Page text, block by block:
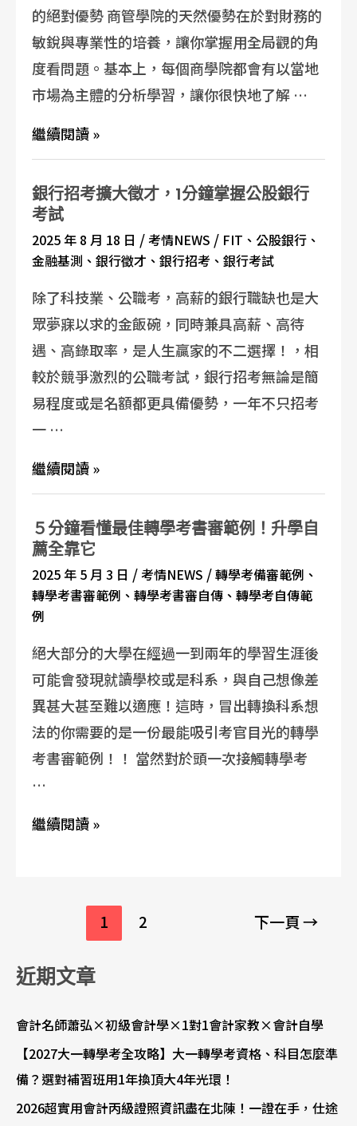
的絕對優勢 商管學院的天然優勢在於對財務的
敏銳與專業性的培養，讓你掌握用全局觀的角
度看問題。基本上，每個商學院都會有以當地
市場為主體的分析學習，讓你很快地了解 …
繼續閱讀 »
銀行招考擴大徵才，1分鐘掌握公股銀行
考試
2025 年 8 月 18 日 / 考情NEWS / FIT 、 公股銀行 、
金融基測 、銀行徵才 、銀行招考 、銀行考試
除了科技業、公職考，高薪的銀行職缺也是大
眾夢寐以求的金飯碗，同時兼具高薪、高待
遇、高錄取率，是人生贏家的不二選擇！，相
較於競爭激烈的公職考試，銀行招考無論是簡
易程度或是名額都更具備優勢，一年不只招考
一 …
繼續閱讀 »
５分鐘看懂最佳轉學考書審範例！升學自
薦全靠它
2025 年 5 月 3 日 / 考情NEWS /轉學考備審範例 、
轉學考書審範例 、轉學考書審自傳 、轉學考自傳範
例
絕大部分的大學在經過一到兩年的學習生涯後
可能會發現就讀學校或是科系，與自己想像差
異甚大甚至難以適應！這時，冒出轉換科系想
法的你需要的是一份最能吸引考官目光的轉學
考書審範例！！ 當然對於頭一次接觸轉學考
…
繼續閱讀 »
1 2 下一頁→
近期文章
會計名師蕭弘×初級會計學×1對1會計家教×會計自學
【2027大一轉學考全攻略】大一轉學考資格、科目怎麼準
備？選對補習班用1年換頂大4年光環！
2026超實用會計丙級證照資訊盡在北陳！一證在手，仕途